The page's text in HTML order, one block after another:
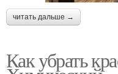
читать дальше →
Как убрать